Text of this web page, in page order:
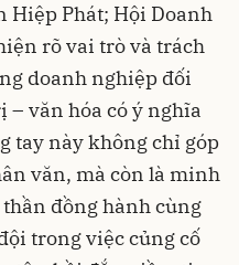
Hiệp Phát; Hội Doanh
rõ vai trò và trách
doanh nghiệp đối
– văn hóa có ý nghĩa
tay này không chỉ góp
văn, mà còn là minh
đồng hành cùng
trong việc củng cố